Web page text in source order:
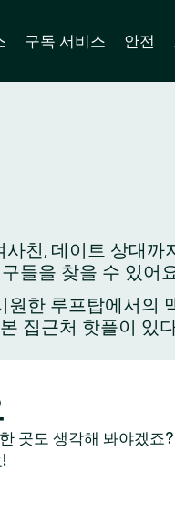
구독 서비스 안전
친, 데이트 상대
들을 찾을 수 있어
한 루프탑에서
집근처 핫플이
곳도 생각해 봐야겠죠?